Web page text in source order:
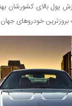
پول بالای کشورشان
بروزترین خودروهای